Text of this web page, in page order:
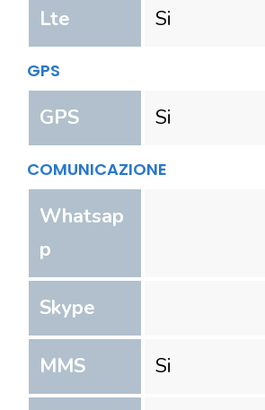
Lte Si
GPS
GPS Si
COMUNICAZIONE
Whatsap
p
Skype
MMS Si